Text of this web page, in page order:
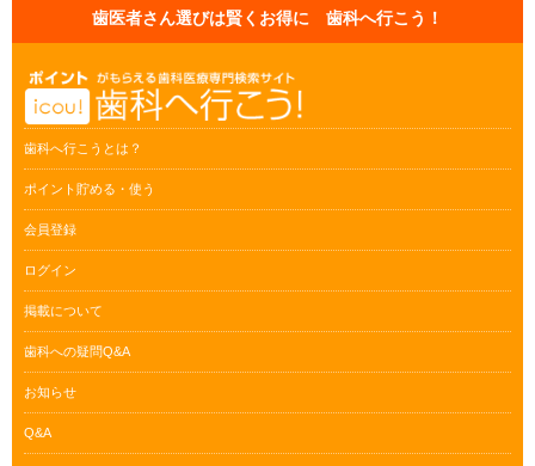
歯医者さん選びは賢くお得に 歯科へ行こう！
歯科へ行こうとは？
ポイント貯める・使う
会員登録
ログイン
掲載について
歯科への疑問Q&A
お知らせ
Q&A